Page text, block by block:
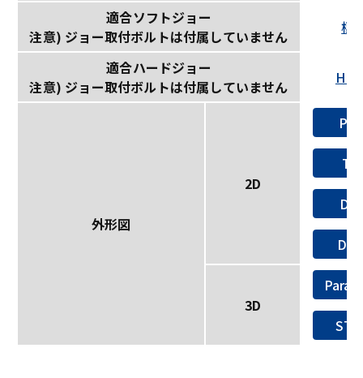
適合ソフトジョー
注意) ジョー取付ボルトは付属していません
標
適合ハードジョー
注意) ジョー取付ボルトは付属していません
外形図
2D
TIF
3D